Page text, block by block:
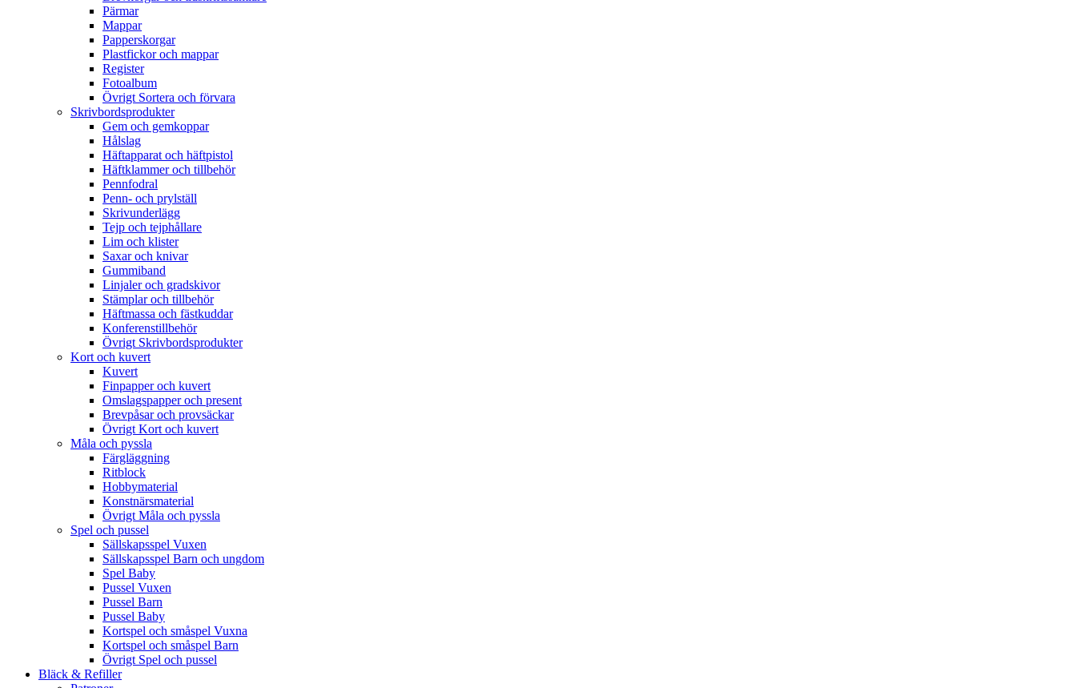
Pärmar
Mappar
Papperskorgar
Plastfickor och mappar
Register
Fotoalbum
Övrigt Sortera och förvara
Skrivbordsprodukter
Gem och gemkoppar
Hålslag
Häftapparat och häftpistol
Häftklammer och tillbehör
Pennfodral
Penn- och prylställ
Skrivunderlägg
Tejp och tejphållare
Lim och klister
Saxar och knivar
Gummiband
Linjaler och gradskivor
Stämplar och tillbehör
Häftmassa och fästkuddar
Konferenstillbehör
Övrigt Skrivbordsprodukter
Kort och kuvert
Kuvert
Finpapper och kuvert
Omslagspapper och present
Brevpåsar och provsäckar
Övrigt Kort och kuvert
Måla och pyssla
Färgläggning
Ritblock
Hobbymaterial
Konstnärsmaterial
Övrigt Måla och pyssla
Spel och pussel
Sällskapsspel Vuxen
Sällskapsspel Barn och ungdom
Spel Baby
Pussel Vuxen
Pussel Barn
Pussel Baby
Kortspel och småspel Vuxna
Kortspel och småspel Barn
Övrigt Spel och pussel
Bläck & Refiller